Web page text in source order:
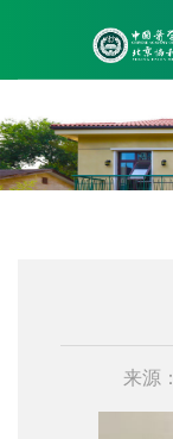
来源：